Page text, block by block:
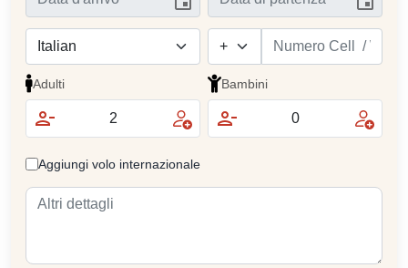
Adulti Bambini
Aggiungi volo internazionale